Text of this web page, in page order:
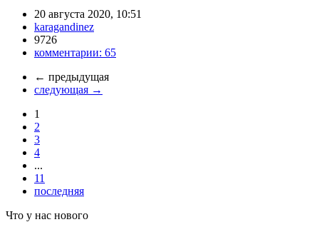
20 августа 2020, 10:51
karagandinez
9726
комментарии: 65
← предыдущая
следующая →
1
2
3
4
...
11
последняя
Что у нас нового